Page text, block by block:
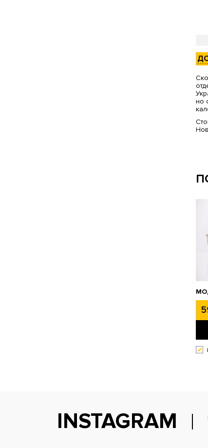
но
INSTAGRAM